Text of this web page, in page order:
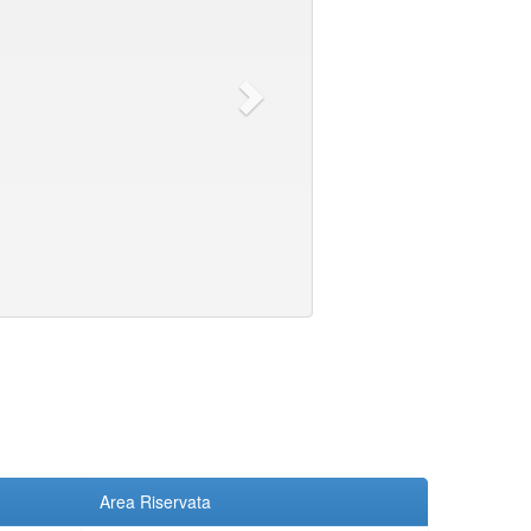
Area Riservata